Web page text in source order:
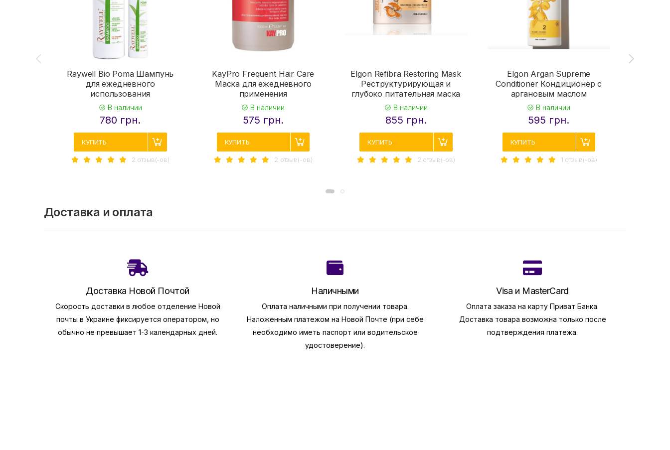
Raywell Bio Poma Шампунь
для ежедневного
использования
В наличии
780 грн.
КУПИТЬ
2 отзыв(-ов)
KayPro Frequent Hair Care
Маска для ежедневного
применения
В наличии
575 грн.
КУПИТЬ
2 отзыв(-ов)
Elgon Refibra Restoring Mask
Реструктурирующая и
глубоко питательная маска
В наличии
855 грн.
КУПИТЬ
2 отзыв(-ов)
Elgon Argan Supreme
Conditioner Кондиционер с
аргановым маслом
В наличии
595 грн.
КУПИТЬ
1 отзыв(-ов)
Доставка и оплата
Доставка Новой Почтой
Скорость доставки в любое отделение Новой
почты в Украине фиксируется оператором, но
обычно не превышает 1-3 календарных дней.
Наличными
Оплата наличными при получении товара.
Наложенным платежом на Новой Почте (при себе
необходимо иметь паспорт или водительское
удостоверение).
Visa и MasterCard
Оплата заказа на карту Приват Банка.
Доставка товара возможна только после
подтверждения платежа.